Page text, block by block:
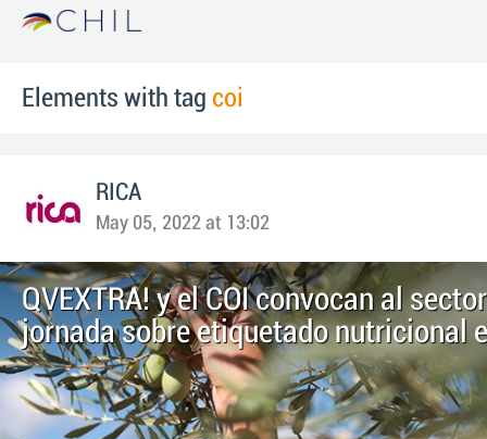
Elements with tag coi
RICA
May 05, 2022 at 13:02
QVEXTRA! y el COI convocan al
jornada sobre etiquetado nutricional